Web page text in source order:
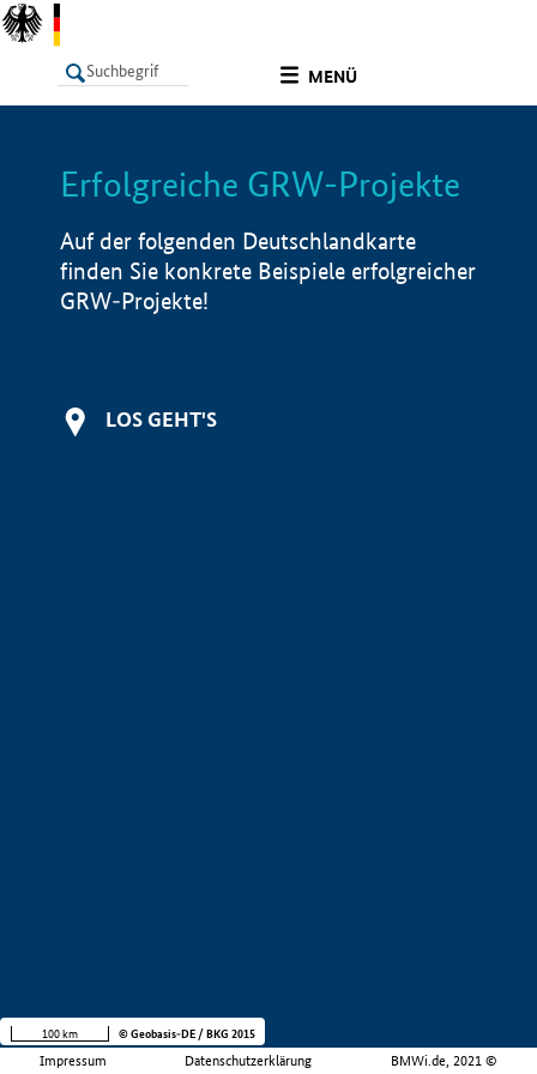
MENÜ
LISTE Info
Erfolgreiche GRW-Projekte
Auf der folgenden Deutschlandkarte
finden Sie konkrete Beispiele erfolgreicher
GRW-Projekte!
LOS GEHT'S
Impressum Datenschutzerklärung BMWi.de, 2021 ©
100 km © Geobasis-DE / BKG 2015